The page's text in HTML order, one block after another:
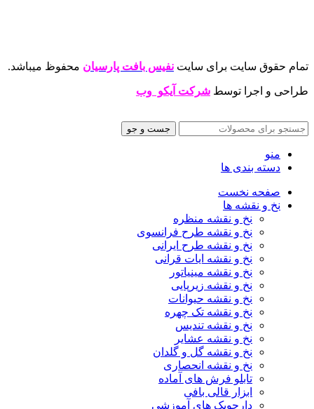
تمام حقوق سایت برای سایت نفیس بافت پارسیان محفوظ میباشد.
طراحی و اجرا توسط شرکت آیکو وب
جست و جو
منو
دسته بندی ها
صفحه نخست
نخ و نقشه ها
نخ و نقشه منظره
نخ و نقشه طرح فرانسوی
نخ و نقشه طرح ایرانی
نخ و نقشه ایات قرانی
نخ و نقشه مینیاتور
نخ و نقشه زیرپایی
نخ و نقشه حیوانات
نخ و نقشه تک چهره
نخ و نقشه تندیس
نخ و نقشه عشایر
نخ و نقشه گل و گلدان
نخ و نقشه انحصاری
تابلو فرش های آماده
ابزار قالی بافی
دارچوبک های آموزشی